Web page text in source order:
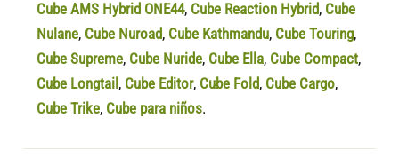
Cube AMS Hybrid ONE44, Cube Reaction Hybrid, Cube
Nulane, Cube Nuroad, Cube Kathmandu, Cube Touring,
Cube Supreme, Cube Nuride, Cube Ella, Cube Compact,
Cube Longtail , Cube Editor, Cube Fold, Cube Cargo,
Cube Trike, Cube para niños.